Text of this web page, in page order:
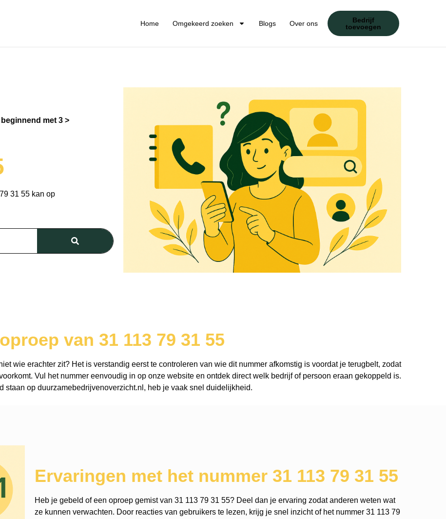
Home Omgekeerd zoeken Blogs Over ons
Bedrijf
toevoegen
met 3
31 55 kan op
van 31 113 79 31 55
wie erachter zit? Het is verstandig eerst te controleren van wie dit nummer afkomstig is voordat je terugbelt, zodat
Vul het nummer eenvoudig in op onze website en ontdek direct welk bedrijf of persoon eraan gekoppeld is.
staan op duurzamebedrijvenoverzicht.nl, heb je vaak snel duidelijkheid.
Ervaringen met het nummer 31 113 79 31 55
Heb je gebeld of een oproep gemist van 31 113 79 31 55? Deel dan je ervaring zodat anderen weten wat
ze kunnen verwachten. Door reacties van gebruikers te lezen, krijg je snel inzicht of het nummer 31 113 79